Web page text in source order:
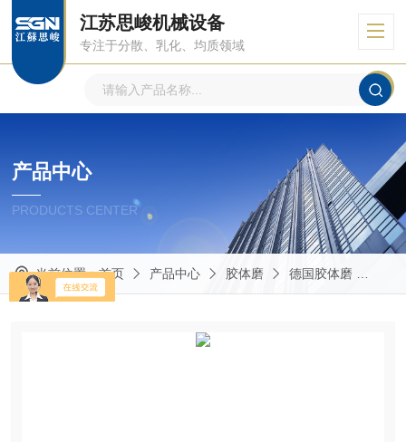
江苏思峻机械设备
专注于分散、乳化、均质领域
产品中心
PRODUCTS CENTER
当前位置：首页 产品中心 胶体磨 德国胶体磨